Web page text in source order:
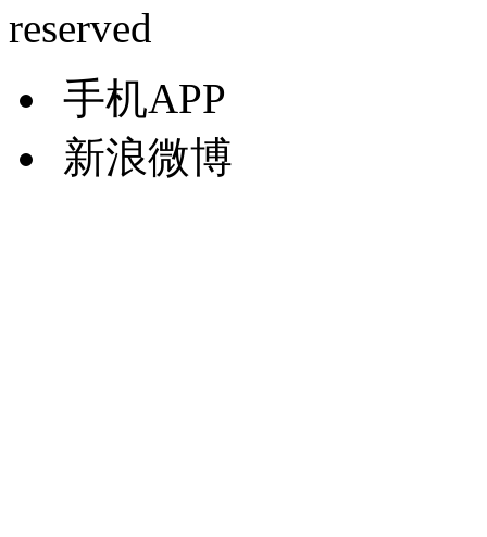
reserved
手机APP
新浪微博